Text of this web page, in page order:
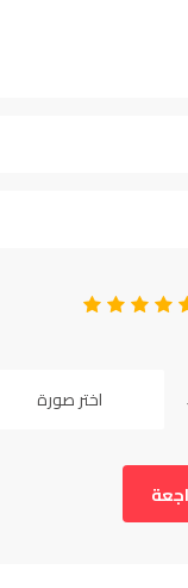
5
4
3
2
اختر صورة